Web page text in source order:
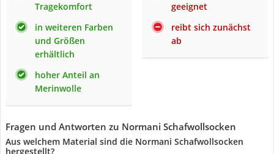
Tragekomfort
in weiteren Farben
und Größen
erhältlich
hoher Anteil an
Merinwolle
geeignet
reibt sich zunächst
ab
Fragen und Antworten zu Normani Schafwollsocken
Aus welchem Material sind die Normani Schafwollsocken
hergestellt?